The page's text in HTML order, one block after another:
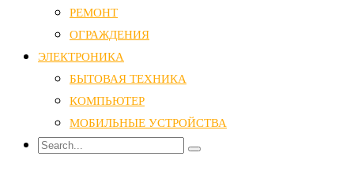
РЕМОНТ
ОГРАЖДЕНИЯ
ЭЛЕКТРОНИКА
БЫТОВАЯ ТЕХНИКА
КОМПЬЮТЕР
МОБИЛЬНЫЕ УСТРОЙСТВА